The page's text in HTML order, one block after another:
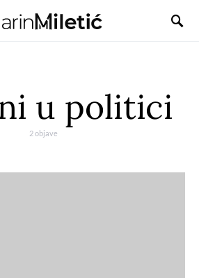
u politici
2 objave